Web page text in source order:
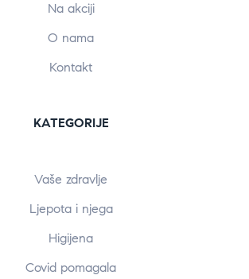
Na akciji
O nama
Kontakt
KATEGORIJE
Vaše zdravlje
Ljepota i njega
Higijena
Covid pomagala